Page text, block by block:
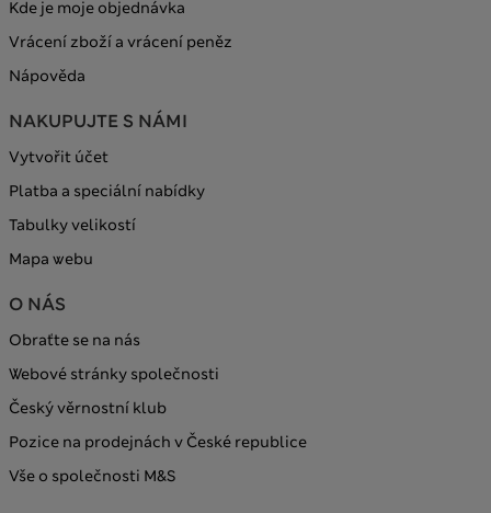
Kde je moje objednávka
Vrácení zboží a vrácení peněz
Nápověda
NAKUPUJTE S NÁMI
Vytvořit účet
Platba a speciální nabídky
Tabulky velikostí
Mapa webu
O NÁS
Obraťte se na nás
Webové stránky společnosti
Český věrnostní klub
Pozice na prodejnách v České republice
Vše o společnosti M&S